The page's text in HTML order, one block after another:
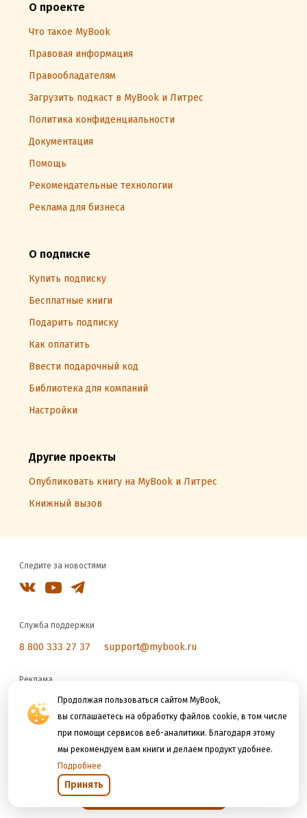
Продолжая пользоваться сайтом MyBook,
вы соглашаетесь на обработку файлов cookie, в том числе
при помощи сервисов веб-аналитики. Благодаря этому
мы рекомендуем вам книги и делаем продукт удобнее.
Подробнее
Принять
О проекте
Что такое MyBook
Правовая информация
Правообладателям
Загрузить подкаст в MyBook и Литрес
Политика конфиденциальности
Документация
Помощь
Рекомендательные технологии
Реклама для бизнеса
О подписке
Купить подписку
Бесплатные книги
Подарить подписку
Как оплатить
Ввести подарочный код
Библиотека для компаний
Настройки
Другие проекты
Опубликовать книгу на MyBook и Литрес
Книжный вызов
Следите за новостями
Служба поддержки
8 800 333 27 37 support@mybook.ru
Реклама
reklama@litres.ru
Мы принимаем к оплате
Открыть в приложении